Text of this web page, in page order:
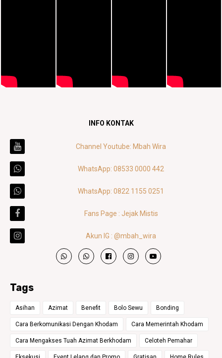
INFO KONTAK
Channel Youtube: Mbah Wira
WhatsApp: 08533 0000 442
WhatsApp: 0822 1155 0251
Fans Page : Jejak Mistis
Akun IG : @mbah_wira
Tags
Asihan Azimat Benefit Bolo Sewu Bonding
Cara Berkomunikasi Dengan Khodam Cara Memerintah Khodam
Cara Mengakses Tuah Azimat Berkhodam Celoteh Pemahar